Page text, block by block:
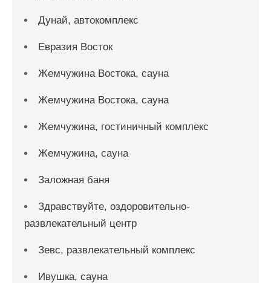
Дунай, автокомплекс
Евразия Восток
Жемчужина Востока, сауна
Жемчужина Востока, сауна
Жемчужина, гостиничный комплекс
Жемчужина, сауна
Заложная баня
Здравствуйте, оздоровительно-
развлекательный центр
Зевс, развлекательный комплекс
Ивушка, сауна